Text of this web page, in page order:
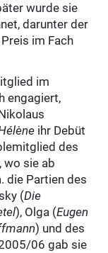
wurde sie
darunter der
im Fach
im
engagiert,
ihr Debüt
des
wo sie ab
die Partien des
(Die
), Olga (Eugen
) und des
06 gab sie